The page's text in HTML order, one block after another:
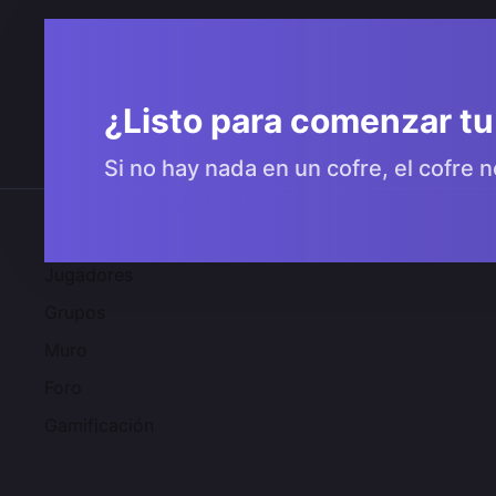
¿Listo para comenzar
Si no hay nada en un cofre, el cofre